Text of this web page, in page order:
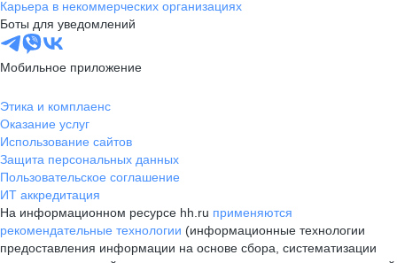
Карьера в некоммерческих организациях
Боты для уведомлений
Мобильное приложение
Этика и комплаенс
Оказание услуг
Использование сайтов
Защита персональных данных
Пользовательское соглашение
ИТ аккредитация
На информационном ресурсе hh.ru применяются
рекомендательные технологии (информационные технологии
предоставления информации на основе сбора, систематизации